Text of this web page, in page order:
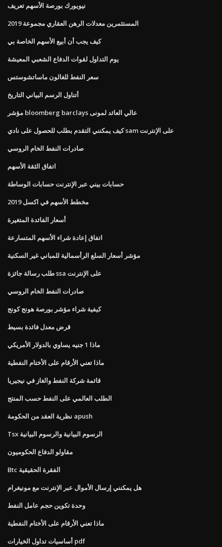
نيويورك بورصة الأسهم تعريف
المستثمرين معدلات الرهن العقاري مجموعة 2019
كيف يجب أن أبيع الأسهم الخاصة بي
يوم التداول لقوات الدفاع الشعبي المعيشة
سعر النفط للغالون ماساتشوستس
أتناول الرسم البياني التاريخ
مؤشر bloomberg barclays عالي العائد لمونى
كيف يمكنني التقدم بطلب للحصول على نادي sam على الإنترنت
صادرات النفط الخام الروسي
اتفاق الثقة الأسهم
حسابات بيني عبر الإنترنت حسابات الوساطة
مخطط الأسهم في اكسل 2019
أسعار الفائدة المتغيرة
اتفاق إعادة شراء الأسهم المتسارعة
مؤشر أسعار السلع الرأسمالية للمباني غير السكنية
طلب رسالة جائزة ssa على الإنترنت
صادرات النفط الخام الروسي
كيفية شراء مؤشر بورصة هونج كونج
قرض معدل فائدة بسيط
ماذا 1 جنيه يساوي بالدولار الأمريكي
ماذا تعني الأرقام على الأختام النفطية
قائمة شركة النفط والغاز في نيجيريا
الطلب العالمي على النفط حسب المنتج
نظرية العقد من الحكومة apush
Tsx الرسوم البيانية والرسوم البيانية
مقاولو الدفاع الحكوميون
Btc الفقرة الحقيقية
هل يمكنني إرسال الأموال عبر الإنترنت مع مونيغرام
وحدة تكوين حجم عامل النفط
ماذا تعني الأرقام على الأختام النفطية
أساسيات تداول الخيارات pdf